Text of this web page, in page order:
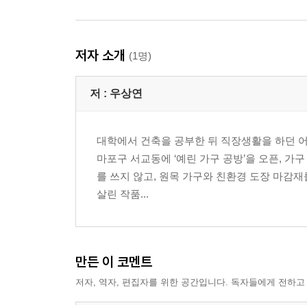
저자 소개 (1명)
저 : 우상연
대학에서 건축을 공부한 뒤 직장생활을 하던
마포구 서교동에 ‘예린 가구 공방’을 오픈, 가
를 쓰지 않고, 원목 가구와 친환경 도장 마감
살린 작품...
만든 이 코멘트
저자, 역자, 편집자를 위한 공간입니다. 독자들에게 전하